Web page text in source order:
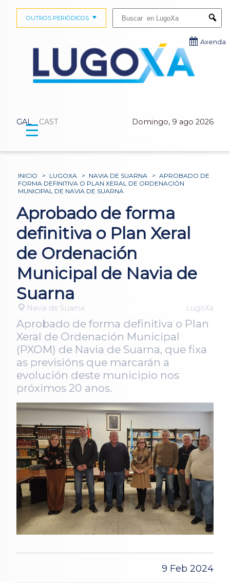
GAL CAST Domingo, 9 ago 2026
OUTROS PERIÓDICOS
Axenda
☰
INICIO > LUGOXA > NAVIA DE SUARNA > APROBADO DE
FORMA DEFINITIVA O PLAN XERAL DE ORDENACIÓN
MUNICIPAL DE NAVIA DE SUARNA
Aprobado de forma
definitiva o Plan Xeral
de Ordenación
Municipal de Navia de
Suarna
Navia de Suarna LugoXa
Aprobado de forma definitiva o Plan
Xeral de Ordenación Municipal
(PXOM) de Navia de Suarna, que fixa
as previsións que marcarán a
evolución deste municipio nos
próximos 20 anos.
9 Feb 2024